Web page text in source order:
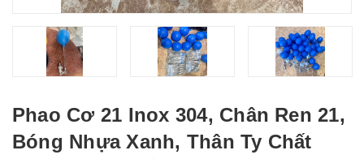
Phao Cơ 21 Inox 304, Chân Ren 21,
Bóng Nhựa Xanh, Thân Ty Chất